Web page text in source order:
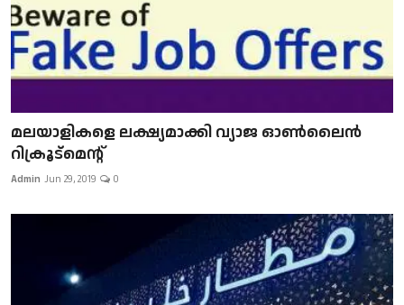
മലയാളികളെ ലക്ഷ്യമാക്കി വ്യാജ ഓൺലൈൻ
റിക്രൂട്മെന്റ്
Admin Jun 29, 2019 0